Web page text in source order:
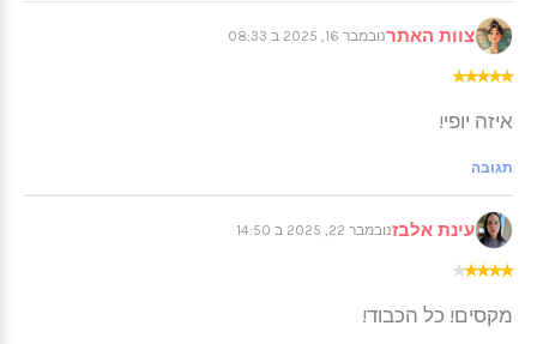
צוות האתרנובמבר 16, 2025 ב 08:33
★
★
★
★
★
איזה יופי!
תגובה
עינת אלבזנובמבר 22, 2025 ב 14:50
★
★
★
★
★
מקסים! כל הכבוד!